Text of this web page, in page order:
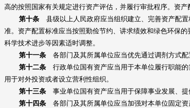
高的按照国家有关规定进行资产评估，并履行审批程序。资
第十条
县级以上人民政府应当组织建立、完善资产配
准。资产配置标准应当按照勤俭节约、讲求绩效和绿色环保
科学技术进步等因素适时调整。
第十一条
各部门及其所属单位应当优先通过调剂方式
第十二条
行政单位国有资产应当用于本单位履行职能
用于对外投资或者设立营利性组织。
第十三条
事业单位国有资产应当用于保障事业发展、提
第十四条
各部门及其所属单位应当加强对本单位固定